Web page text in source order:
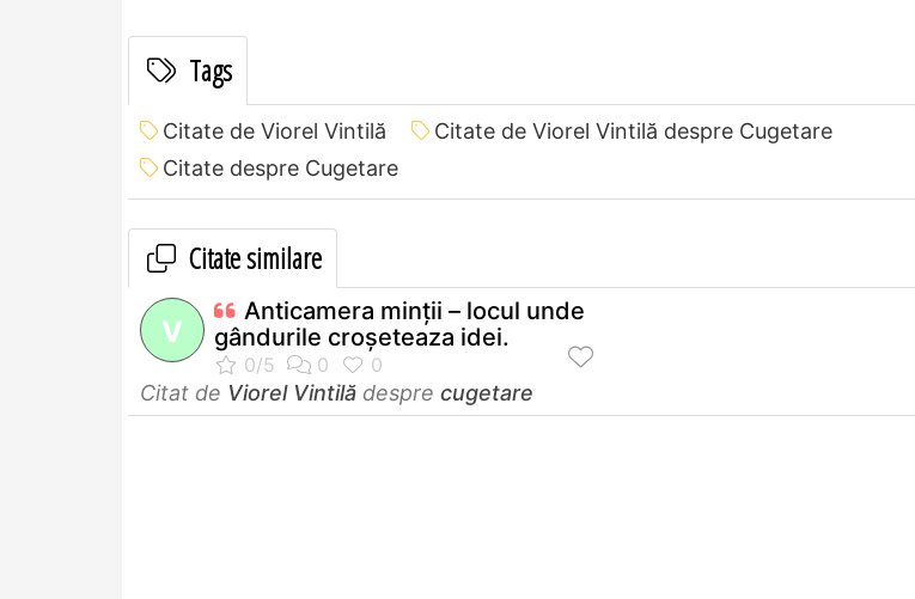
Tags
Citate de Viorel Vintilă
Citate de Viorel Vintilă despre Cugetare
Citate despre Cugetare
Citate similare
V
Anticamera minţii – locul unde
gândurile croşeteaza idei.
Citat de Viorel Vintilă despre cugetare